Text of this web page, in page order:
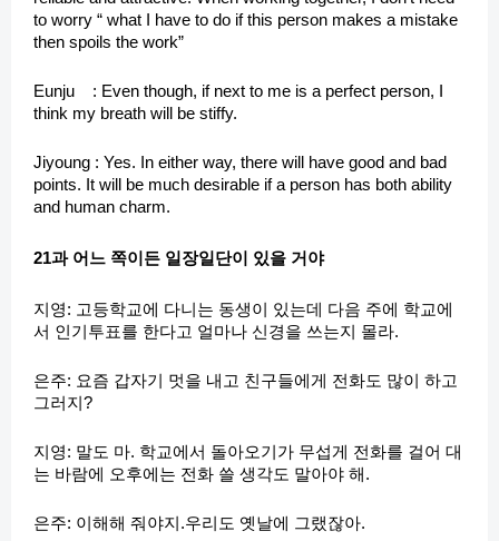
to worry “ what I have to do if this person makes a mistake
then spoils the work”
Eunju : Even though, if next to me is a perfect person, I
think my breath will be stiffy.
Jiyoung : Yes. In either way, there will have good and bad
points. It will be much desirable if a person has both ability
and human charm.
21과 어느 쪽이든 일장일단이 있을 거야
지영: 고등학교에 다니는 동생이 있는데 다음 주에 학교에
서 인기투표를 한다고 얼마나 신경을 쓰는지 몰라.
은주: 요즘 갑자기 멋을 내고 친구들에게 전화도 많이 하고
그러지?
지영: 말도 마. 학교에서 돌아오기가 무섭게 전화를 걸어 대
는 바람에 오후에는 전화 쓸 생각도 말아야 해.
은주: 이해해 줘야지.우리도 옛날에 그랬잖아.